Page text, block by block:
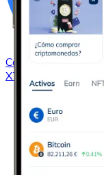
Comprar
XTZ